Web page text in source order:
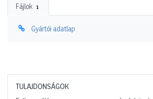
Fájlok 1
Gyártói adatlap
TULAJDONSÁGOK